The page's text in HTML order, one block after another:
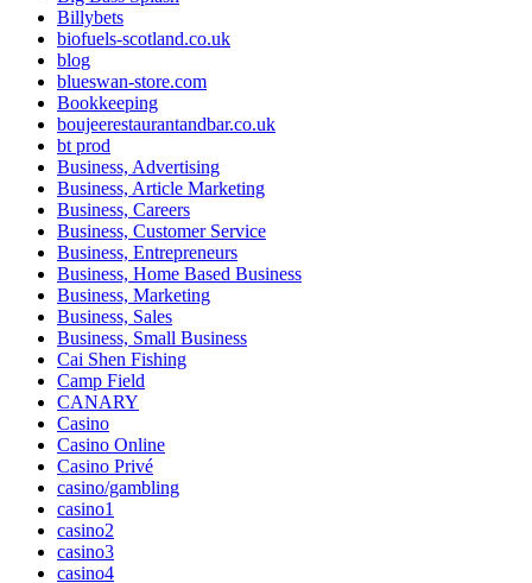
Billybets
biofuels-scotland.co.uk
blog
blueswan-store.com
Bookkeeping
boujeerestaurantandbar.co.uk
bt prod
Business, Advertising
Business, Article Marketing
Business, Careers
Business, Customer Service
Business, Entrepreneurs
Business, Home Based Business
Business, Marketing
Business, Sales
Business, Small Business
Cai Shen Fishing
Camp Field
CANARY
Casino
Casino Online
Casino Privé
casino/gambling
casino1
casino2
casino3
casino4